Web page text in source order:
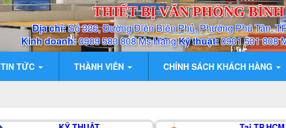
THIẾT BỊ VĂN PHÒNG
Địa chỉ:Số 326, Đường Điện Biên Phủ, Phường Phú Tân,
Kinh doanh:0909 583 808 Ms HằngKỹ thuật:0931 531 808
TIN TỨC THÀNH VIÊN CHÍNH SÁCH KHÁCH HÀNG